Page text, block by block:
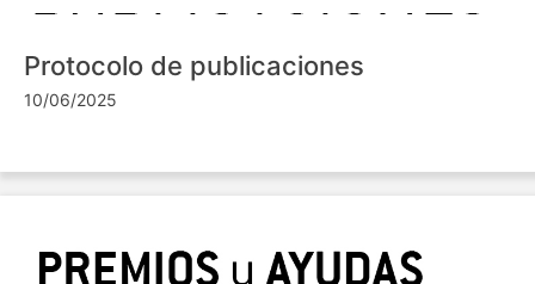
Protocolo de publicaciones
10/06/2025